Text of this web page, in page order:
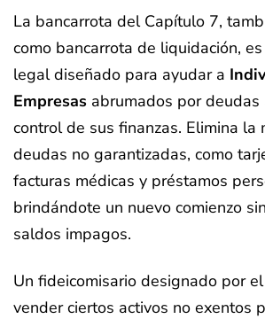
La bancarrota del Capítulo 7,
como bancarrota de liquidación,
legal diseñado para ayudar a
Empresas abrumados por deudas
control de sus finanzas. Elimina la
deudas no garantizadas, como
facturas médicas y préstamos
brindándote un nuevo comienzo
saldos impagos.
Un fideicomisario designado por
vender ciertos activos no exentos